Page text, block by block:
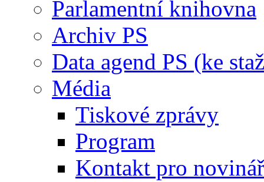
Parlamentní knihovna
Archiv PS
Data agend PS (ke
Média
Tiskové zprávy
Program
Kontakt pro